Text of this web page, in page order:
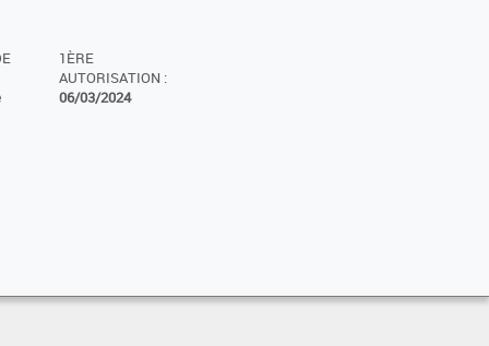
1ÈRE
AUTORISATION :
06/03/2024